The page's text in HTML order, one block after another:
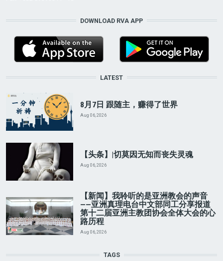
DOWNLOAD RVA APP
LATEST
8月7日 跟随主，赚得了世界
Aug 06, 2026
【头条】|切莫因无知而丧失灵魂
Aug 06, 2026
【新闻】我聆听的是亚洲教会的声音
——亚洲真理电台中文部同工分享报道
第十二届亚洲主教团协会全体大会的心
路历程
Aug 06, 2026
TAGS